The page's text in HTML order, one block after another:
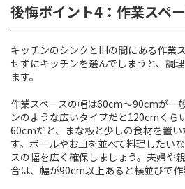
後悔ポイント4：作業スペ
キッチンのシンクとIHの間にある作業
せずにキッチンを選んでしまうと、調
ます。
作業スペースの幅は60cm～90cmが一
ンのような広いタイプだと120cmくら
60cmだと、まな板と少しの食材を置
す。ボールやお皿を並べて料理したい
スの幅を広く確保しましょう。夫婦や
合は、幅が90cm以上あると横並びで作